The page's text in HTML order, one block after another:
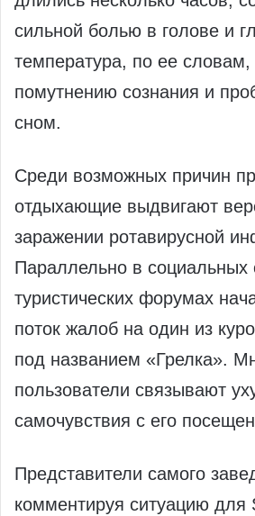
сильной болью в голове и
температура, по ее словам,
помутнению сознания и
сном.
Среди возможных причин
отдыхающие выдвигают
заражении ротавирусной
Параллельно в социальных
туристических форумах
поток жалоб на один из
под названием «Грелка».
пользователи связывают
самочувствия с его
Представители самого
комментируя ситуацию для